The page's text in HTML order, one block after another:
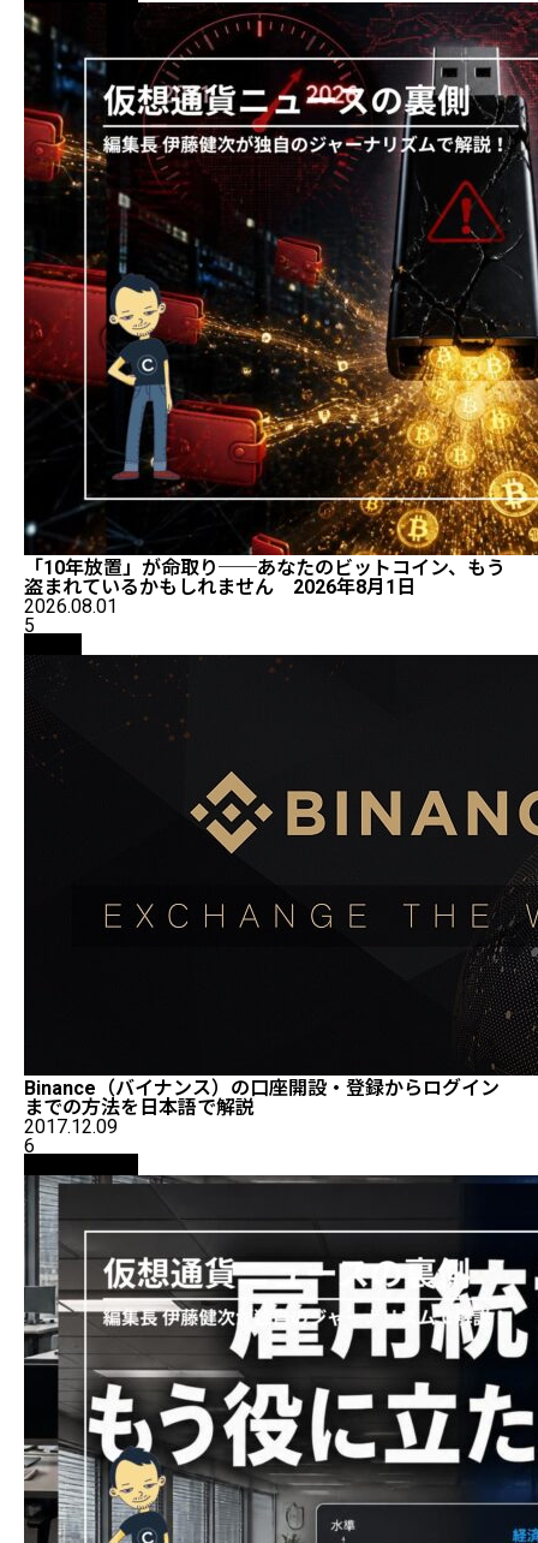
「10年放置」が命取り──あなたのビットコイン、もう
盗まれているかもしれません 2026年8月1日
2026.08.01
5
Binance（バイナンス）の口座開設・登録からログイン
までの方法を日本語で解説
2017.12.09
6